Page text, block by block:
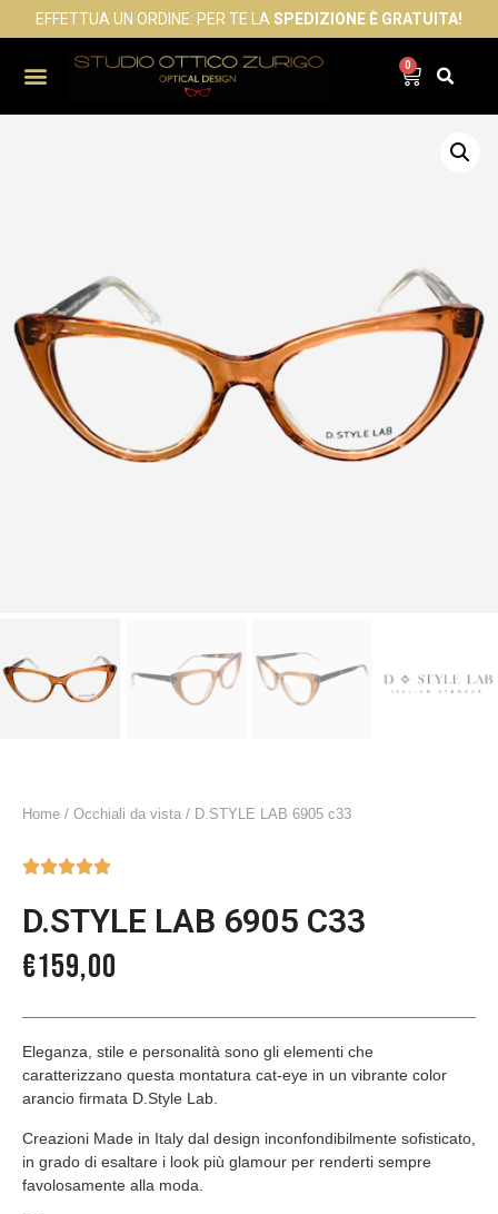
EFFETTUA UN ORDINE: PER TE LA SPEDIZIONE È GRATUITA!
0
Home / Occhiali da vista / D.STYLE LAB 6905 c33

D.STYLE LAB 6905 C33
€159,00
Eleganza, stile e personalità sono gli elementi che
caratterizzano questa montatura cat-eye in un vibrante color
arancio firmata D.Style Lab.
Creazioni Made in Italy dal design inconfondibilmente sofisticato,
in grado di esaltare i look più glamour per renderti sempre
favolosamente alla moda.